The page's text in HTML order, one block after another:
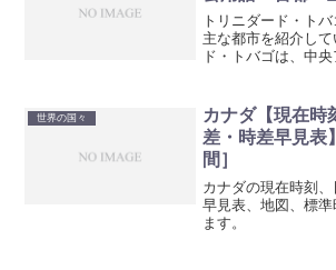
トリニダード・ト
主な都市を紹介し
ド・トバゴは、中
に位置する国であ
スペインです。ト
島から成り立ってい
です。
世界の国々
カナダ【現在時
差・時差早見表
間］
カナダの現在時刻
早見表、地図、標
ます。